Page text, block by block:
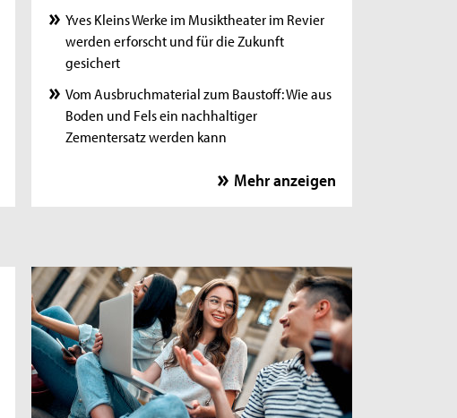
Yves Kleins Werke im Musiktheater im Revier
werden erforscht und für die Zukunft
gesichert
Vom Ausbruchmaterial zum Baustoff: Wie aus
Boden und Fels ein nachhaltiger
Zementersatz werden kann
Preis der Bauindustrie NRW und der TH Köln:
Absolvent*innen für herausragende
Leistungen geehrt
Brückenbauer zwischen Wissenschaft und
Industrie
Neuberufen 2026: Prof. Dr. Nina Kläsener
Mehr anzeigen